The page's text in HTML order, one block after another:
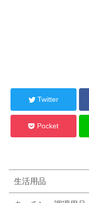
Twitter
Pocket
生活用品